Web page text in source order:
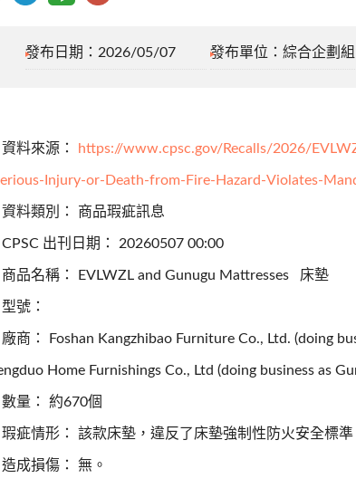
發布日期：2026/05/07 發布單位：綜合企劃組
料來源： https://www.cpsc.gov/Recalls/2026/
Injury-or-Death-from-Fire-Hazard-Violates-
料類別： 商品瑕疵訊息
出刊日期： 20260507 00:00
品名稱： EVLWZL and Gunugu Mattresses 床墊
號：
商： Foshan Kangzhibao Furniture Co., Ltd. (doing
Home Furnishings Co., Ltd (doing business as
量： 約670個
疵情形： 該款床墊，違反了床墊強制性防火安全標
成損傷： 無。